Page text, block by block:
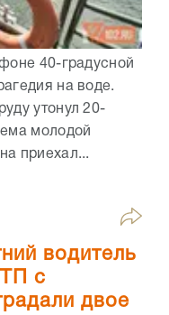
40-градусной
на воде.
утонул 20-
молодой
приехал...
водитель
с
двое